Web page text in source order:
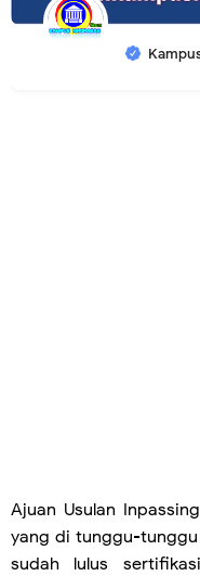
Ajuan Usulan
yang di tunggu-tunggu
sudah lulus